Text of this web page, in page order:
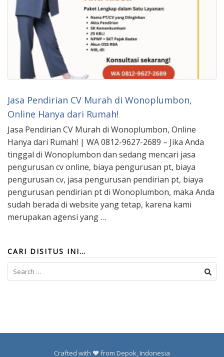
Jasa Pendirian CV Murah di Wonoplumbon,
Online Hanya dari Rumah!
Jasa Pendirian CV Murah di Wonoplumbon, Online
Hanya dari Rumah! | WA 0812-9627-2689 – Jika Anda
tinggal di Wonoplumbon dan sedang mencari jasa
pengurusan cv online, biaya pengurusan pt, biaya
pengurusan cv, jasa pengurusan pendirian pt, biaya
pengurusan pendirian pt di Wonoplumbon, maka Anda
sudah berada di website yang tetap, karena kami
merupakan agensi yang …
CARI DISITUS INI…
Search
for:
Crafted with ❤️ from Depok, Indonesia